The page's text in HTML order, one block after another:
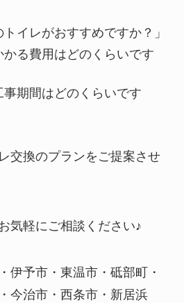
トイレがおすすめですか？」
かる費用はどのくらいです
事期間はどのくらいです
交換のプランをご提案させ
気軽にご相談ください♪
伊予市・東温市・砥部町・
今治市・西条市・新居浜